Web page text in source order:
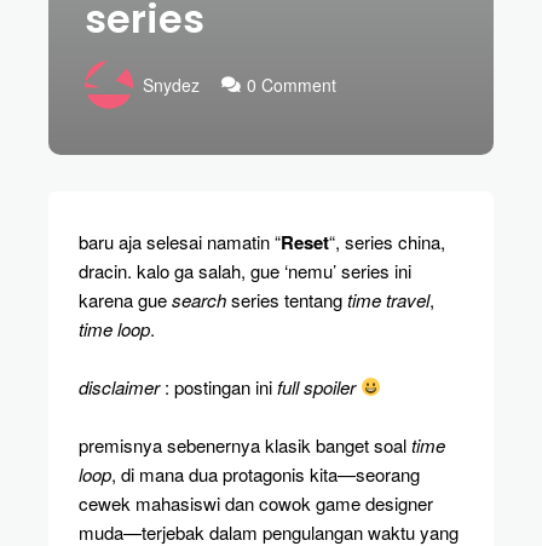
series
Snydez 0 Comment
baru aja selesai namatin “Reset“, series china,
dracin. kalo ga salah, gue ‘nemu’ series ini
karena guesearchseries tentangtime travel,
time loop.
disclaimer: postingan inifull spoiler
premisnya sebenernya klasik banget soaltime
loop, di mana dua protagonis kita—seorang
cewek mahasiswi dan cowok game designer
muda—terjebak dalam pengulangan waktu yang